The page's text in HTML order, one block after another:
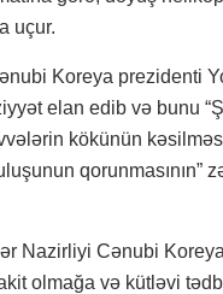
uçur.
Koreya prezidenti
elan edib və bunu
kökünün
qorunmasının”
Nazirliyi Cənubi
olmağa və kütləvi